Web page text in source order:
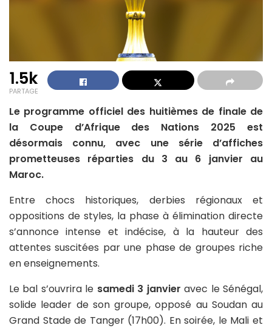
1.5k
PARTAGE
Le programme officiel des huitièmes de finale de
la Coupe d’Afrique des Nations 2025 est
désormais connu, avec une série d’affiches
prometteuses réparties du 3 au 6 janvier au
Maroc.
Entre chocs historiques, derbies régionaux et
oppositions de styles, la phase à élimination directe
s’annonce intense et indécise, à la hauteur des
attentes suscitées par une phase de groupes riche
en enseignements.
Le bal s’ouvrira le samedi 3 janvier avec le Sénégal,
solide leader de son groupe, opposé au Soudan au
Grand Stade de Tanger (17h00). En soirée, le Mali et